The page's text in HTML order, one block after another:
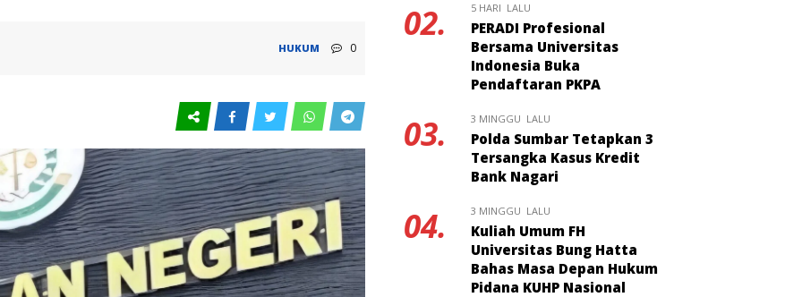
HUKUM 0
02. 5 HARI LALU
PERADI Profesional
Bersama Universitas
Indonesia Buka
Pendaftaran PKPA
03. 3 MINGGU LALU
Polda Sumbar Tetapkan 3
Tersangka Kasus Kredit
Bank Nagari
04. 3 MINGGU LALU
Kuliah Umum FH
Universitas Bung Hatta
Bahas Masa Depan Hukum
Pidana KUHP Nasional